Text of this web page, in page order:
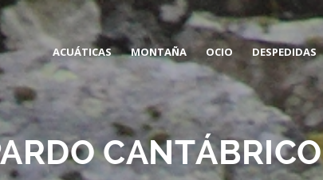
ACUÁTICAS
BARRANQUISMO
DESCENSO DEL SIL
MONTAÑA
VÍAS FERRATAS
ESPELEOLOGÍA
OCIO DESPEDIDAS
CANTÁBRICO